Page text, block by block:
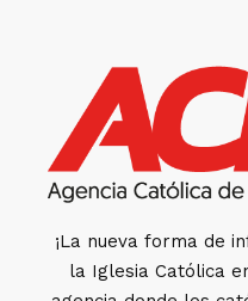
¡La nueva forma de
la Iglesia Católica